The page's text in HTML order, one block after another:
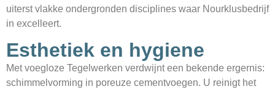
uiterst vlakke ondergronden disciplines waar Nourklusbedrijf
in excelleert.
Esthetiek en hygiene
Met voegloze Tegelwerken verdwijnt een bekende ergernis:
schimmelvorming in poreuze cementvoegen. U reinigt het